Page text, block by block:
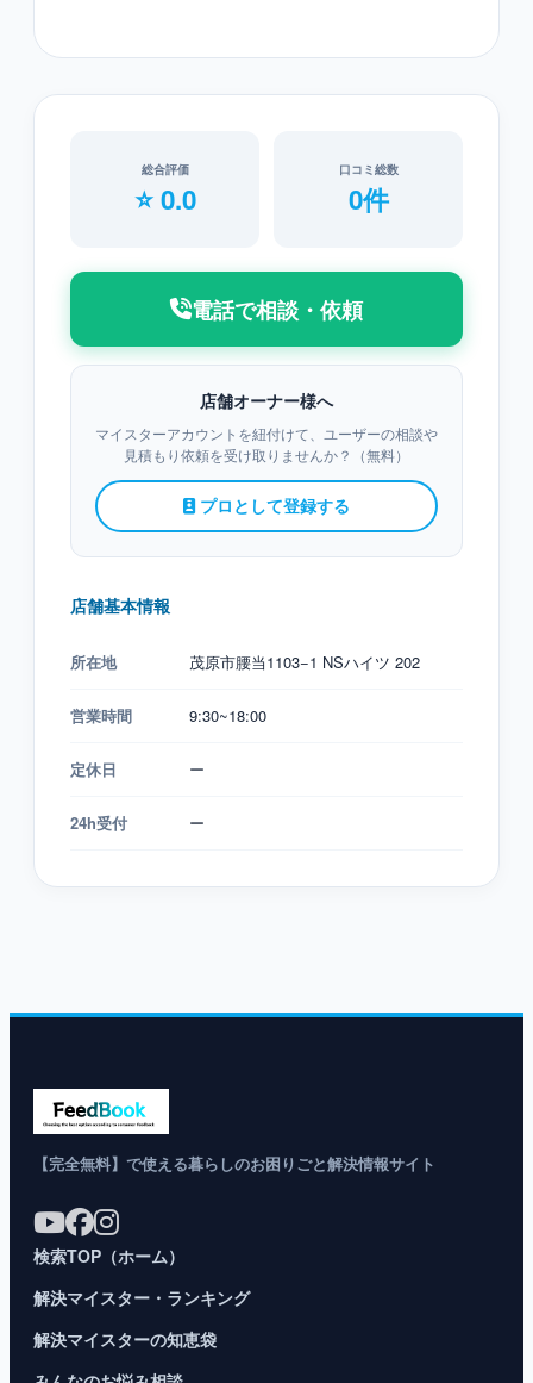
総合評価
⭐ 0.0
口コミ総数
0件
電話で相談・依頼
店舗オーナー様へ
マイスターアカウントを紐付けて、ユーザーの相談や
見積もり依頼を受け取りませんか？（無料）
プロとして登録する
店舗基本情報
所在地 茂原市腰当1103−1 NSハイツ 202
営業時間 9:30~18:00
定休日 ー
24h受付 ー
【完全無料】で使える暮らしのお困りごと解決情報サイト
検索TOP（ホーム）
解決マイスター・ランキング
解決マイスターの知恵袋